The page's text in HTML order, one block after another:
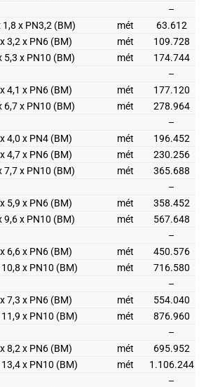
–
x PN3,2 (BM)
mét
63.612
3,2 x PN6 (BM)
mét
109.728
5,3 x PN10 (BM)
mét
174.744
–
4,1 x PN6 (BM)
mét
177.120
6,7 x PN10 (BM)
mét
278.964
–
4,0 x PN4 (BM)
mét
196.452
4,7 x PN6 (BM)
mét
230.256
7,7 x PN10 (BM)
mét
365.688
–
5,9 x PN6 (BM)
mét
358.452
9,6 x PN10 (BM)
mét
567.648
–
6,6 x PN6 (BM)
mét
450.576
x PN10 (BM)
mét
716.580
–
7,3 x PN6 (BM)
mét
554.040
x PN10 (BM)
mét
876.960
–
8,2 x PN6 (BM)
mét
695.952
x PN10 (BM)
mét
1.106.244
–